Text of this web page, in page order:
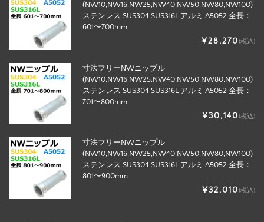
(NW10,NW16,NW25,NW40,NW50,NW80,NW100)
ステンレス SUS304 SUS316L アルミ A5052 全長：
601〜700mm
¥28,270(税込)
寸法フリーNWニップル
(NW10,NW16,NW25,NW40,NW50,NW80,NW100)
ステンレス SUS304 SUS316L アルミ A5052 全長：
701〜800mm
¥30,140(税込)
寸法フリーNWニップル
(NW10,NW16,NW25,NW40,NW50,NW80,NW100)
ステンレス SUS304 SUS316L アルミ A5052 全長：
801〜900mm
¥32,010(税込)